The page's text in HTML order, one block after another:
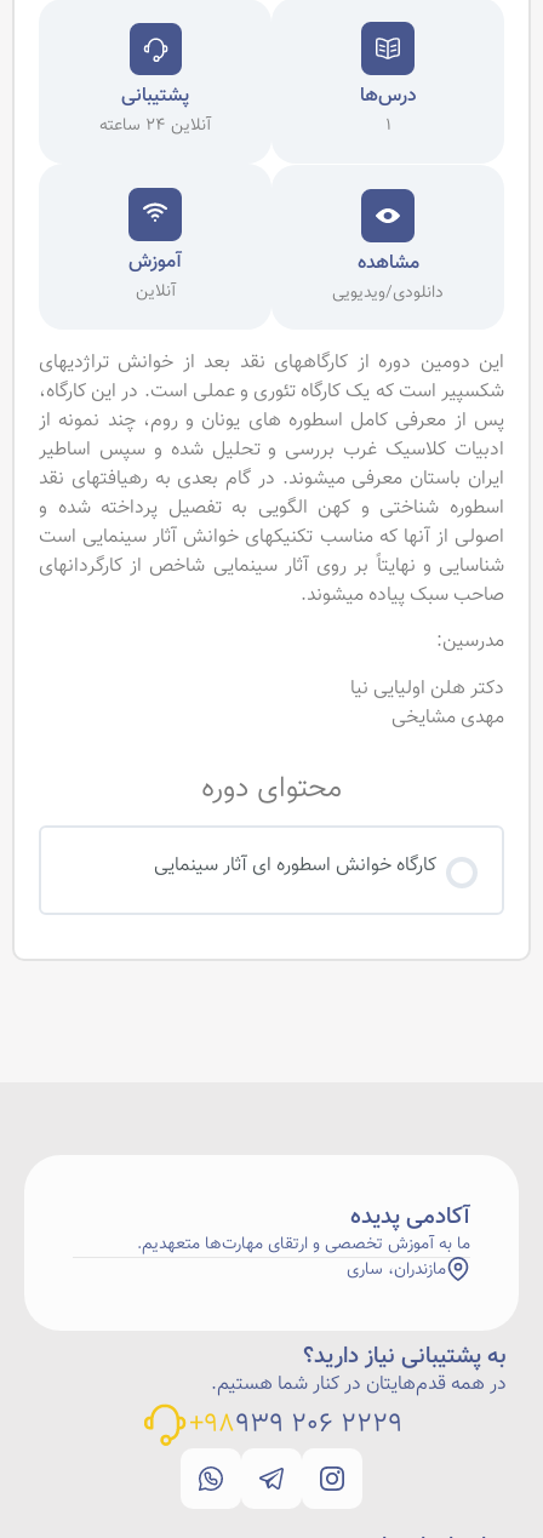
درس‌ها
1
پشتیبانی
آنلاین 24 ساعته
مشاهده
دانلودی/ویدیویی
آموزش
آنلاین
این دومین دوره از کارگاههای نقد بعد از خوانش تراژدیهای
شکسپیر است که یک کارگاه تئوری و عملی است. در این کارگاه،
پس از معرفی کامل اسطوره های یونان و روم، چند نمونه از
ادبیات کلاسیک غرب بررسی و تحلیل شده و سپس اساطیر
ایران باستان معرفی میشوند. در گام بعدی به رهیافتهای نقد
اسطوره شناختی و کهن الگویی به تفصیل پرداخته شده و
اصولی از آنها که مناسب تکنیکهای خوانش آثار سینمایی است
شناسایی و نهایتاً بر روی آثار سینمایی شاخص از کارگردانهای
صاحب سبک پیاده میشوند.
مدرسین:
دکتر هلن اولیایی نیا
مهدی مشایخی
محتوای دوره
کارگاه خوانش اسطوره ای آثار سینمایی
آکادمی پدیده
ما به آموزش تخصصی و ارتقای مهارت‌ها متعهدیم.
مازندران، ساری
به پشتیبانی نیاز دارید؟
در همه قدم‌هایتان در کنار شما هستیم.
2229 206 939
98+